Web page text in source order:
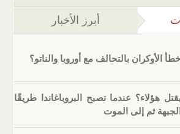
(علامة التبويب النشطة)
أبرز الأخبار
الأوكران بالتحالف مع أوروبا والناتو؟
هؤلاء؟ عندما تصبح البروباغاندا طريقًا
ثم إلى الموت